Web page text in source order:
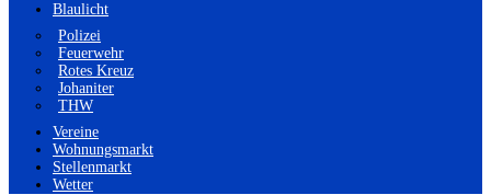
Blaulicht
Polizei
Feuerwehr
Rotes Kreuz
Johaniter
THW
Vereine
Wohnungsmarkt
Stellenmarkt
Wetter